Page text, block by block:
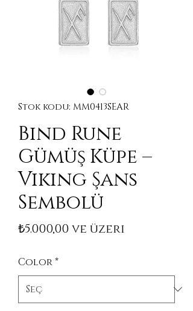
Stok kodu: MM0413SEAR
Bind Rune
Gümüş Küpe –
Viking Şans
Sembolü
₺5.000,00ve üzeri
Color*